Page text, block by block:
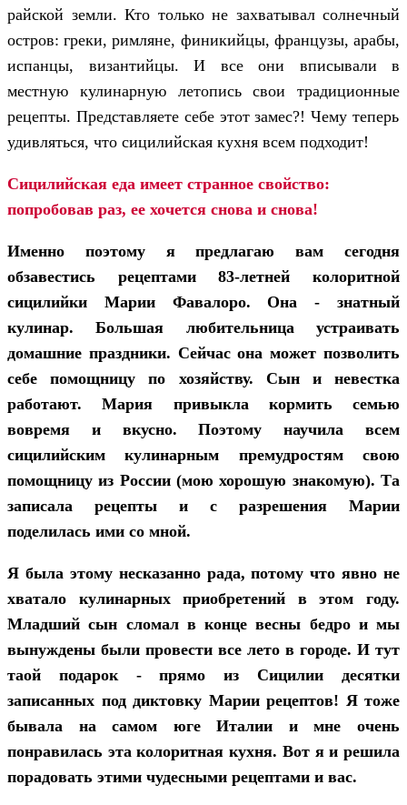
райской земли. Кто только не захватывал солнечный
остров: греки, римляне, финикийцы, французы, арабы,
испанцы, византийцы. И все они вписывали в
местную кулинарную летопись свои традиционные
рецепты. Представляете себе этот замес?! Чему теперь
удивляться, что сицилийская кухня всем подходит!
Сицилийская еда имеет странное свойство:
попробовав раз, ее хочется снова и снова!
Именно поэтому я предлагаю вам сегодня
обзавестись рецептами 83-летней колоритной
сицилийки Марии Фавалоро. Она - знатный
кулинар. Большая любительница устраивать
домашние праздники. Сейчас она может позволить
себе помощницу по хозяйству. Сын и невестка
работают. Мария привыкла кормить семью
вовремя и вкусно. Поэтому научила всем
сицилийским кулинарным премудростям свою
помощницу из России (мою хорошую знакомую). Та
записала рецепты и с разрешения Марии
поделилась ими со мной.
Я была этому несказанно рада, потому что явно не
хватало кулинарных приобретений в этом году.
Младший сын сломал в конце весны бедро и мы
вынуждены были провести все лето в городе. И тут
таой подарок - прямо из Сицилии десятки
записанных под диктовку Марии рецептов! Я тоже
бывала на самом юге Италии и мне очень
понравилась эта колоритная кухня. Вот я и решила
порадовать этими чудесными рецептами и вас.